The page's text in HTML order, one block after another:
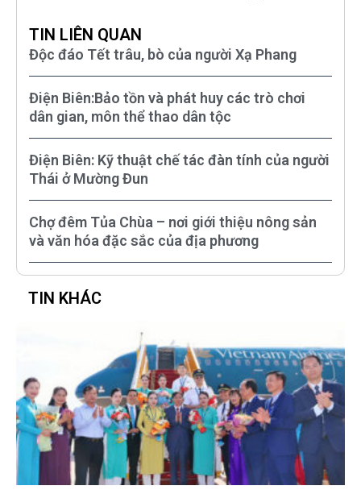
TIN LIÊN QUAN
Độc đáo Tết trâu, bò của người Xạ Phang
Điện Biên:Bảo tồn và phát huy các trò chơi
dân gian, môn thể thao dân tộc
Điện Biên: Kỹ thuật chế tác đàn tính của người
Thái ở Mường Đun
Chợ đêm Tủa Chùa – nơi giới thiệu nông sản
và văn hóa đặc sắc của địa phương
TIN KHÁC